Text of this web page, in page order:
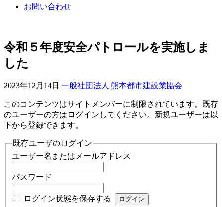
お問い合わせ
令和５年度安全パトロールを実施しま
した
2023年12月14日 一般社団法人 熊本都市建設業協会
このコンテンツはサイトメンバーに制限されています。既存
のユーザーの方はログインしてください。新規ユーザーは以
下から登録できます。
既存ユーザのログイン
ユーザー名またはメールアドレス
パスワード
ログイン状態を保存する